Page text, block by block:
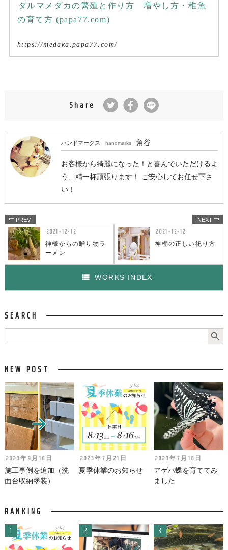
ダルマメダカの繁殖と作り方 増やし方・稚魚
の育て方 (papa77.com)
https://medaka.papa77.com/
Share
ハンドマークス handmarks 角谷
お客様から綺麗になった！と喜んでいただけるよ
う、精一杯頑張ります！ ご安心してお任せ下さ
い！
2021-12-12
神様からの贈り物ラ
ーメン
2021-12-12
神棚の正しい祀り方
WORKS INDEX
SEARCH
NEW POST
2023年9月16日
施工事例を追加（洗
面台収納塗装）
2023年7月21日
夏季休業のお知らせ
2023年7月18日
アゲハ蝶を育ててみ
ました
RANKING